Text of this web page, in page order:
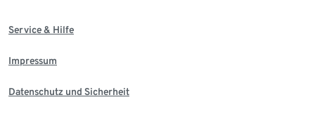
Service & Hilfe
Impressum
Datenschutz und Sicherheit